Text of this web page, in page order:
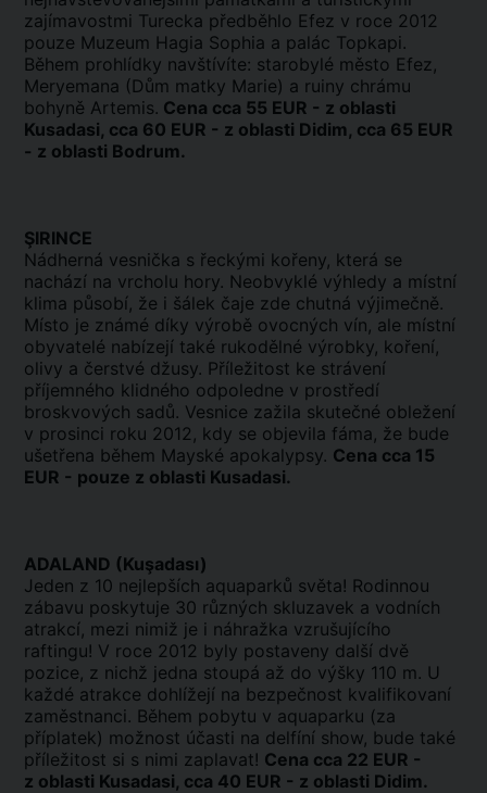
zajímavostmi Turecka předběhlo Efez v roce 2012
pouze Muzeum Hagia Sophia a palác Topkapi.
Během prohlídky navštívíte: starobylé město Efez,
Meryemana (Dům matky Marie) a ruiny chrámu
bohyně Artemis. Cena cca 55 EUR - z oblasti
Kusadasi, cca 60 EUR - z oblasti Didim, cca 65 EUR
- z oblasti Bodrum.
ŞIRINCE
Nádherná vesnička s řeckými kořeny, která se
nachází na vrcholu hory. Neobvyklé výhledy a místní
klima působí, že i šálek čaje zde chutná výjimečně.
Místo je známé díky výrobě ovocných vín, ale místní
obyvatelé nabízejí také rukodělné výrobky, koření,
olivy a čerstvé džusy. Příležitost ke strávení
příjemného klidného odpoledne v prostředí
broskvových sadů. Vesnice zažila skutečné obležení
v prosinci roku 2012, kdy se objevila fáma, že bude
ušetřena během Mayské apokalypsy. Cena cca 15
EUR - pouze z oblasti Kusadasi.
ADALAND (Kuşadası)
Jeden z 10 nejlepších aquaparků světa! Rodinnou
zábavu poskytuje 30 různých skluzavek a vodních
atrakcí, mezi nimiž je i náhražka vzrušujícího
raftingu! V roce 2012 byly postaveny další dvě
pozice, z nichž jedna stoupá až do výšky 110 m. U
každé atrakce dohlížejí na bezpečnost kvalifikovaní
zaměstnanci. Během pobytu v aquaparku (za
příplatek) možnost účasti na delfíní show, bude také
příležitost si s nimi zaplavat! Cena cca 22 EUR -
z oblasti Kusadasi, cca 40 EUR - z oblasti Didim.